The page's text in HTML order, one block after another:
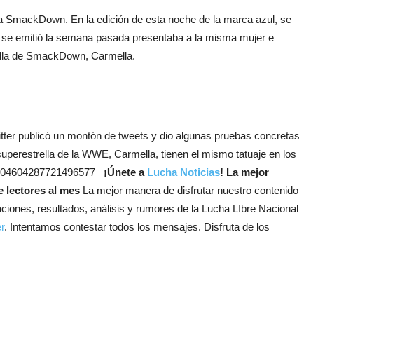
En la edición de esta noche de la marca azul, se
emitió la semana pasada presentaba a la misma mujer e
de SmackDown, Carmella.
publicó un montón de tweets y dio algunas pruebas concretas
de la WWE, Carmella, tienen el mismo tatuaje en los
¡Únete a Lucha Noticias! La mejor
lectores al mes La mejor manera de disfrutar nuestro contenido
resultados, análisis y rumores de la Lucha LIbre Nacional
. Intentamos contestar todos los mensajes. Disfruta de los